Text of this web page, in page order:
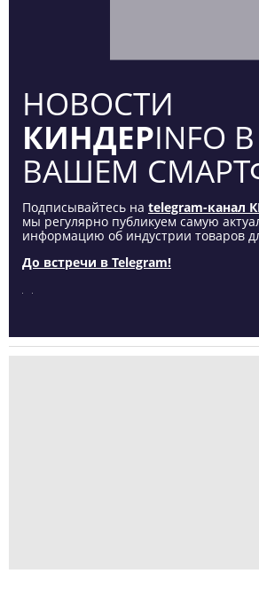
НОВОСТИ
КИНДЕРINFO В
ВАШЕМ
Подписывайтесь на telegram-канал
мы регулярно публикуем самую
информацию об индустрии товаров
До встречи в Telegram!